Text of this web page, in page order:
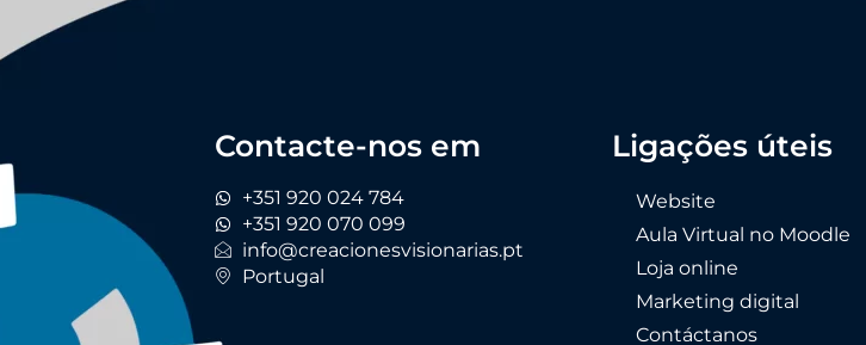
Contacte-nos em
+351 920 024 784
+351 920 070 099
info@creacionesvisionarias.pt
Portugal
Ligações úteis
Website
Aula Virtual no Moodle
Loja online
Marketing digital
Contáctanos